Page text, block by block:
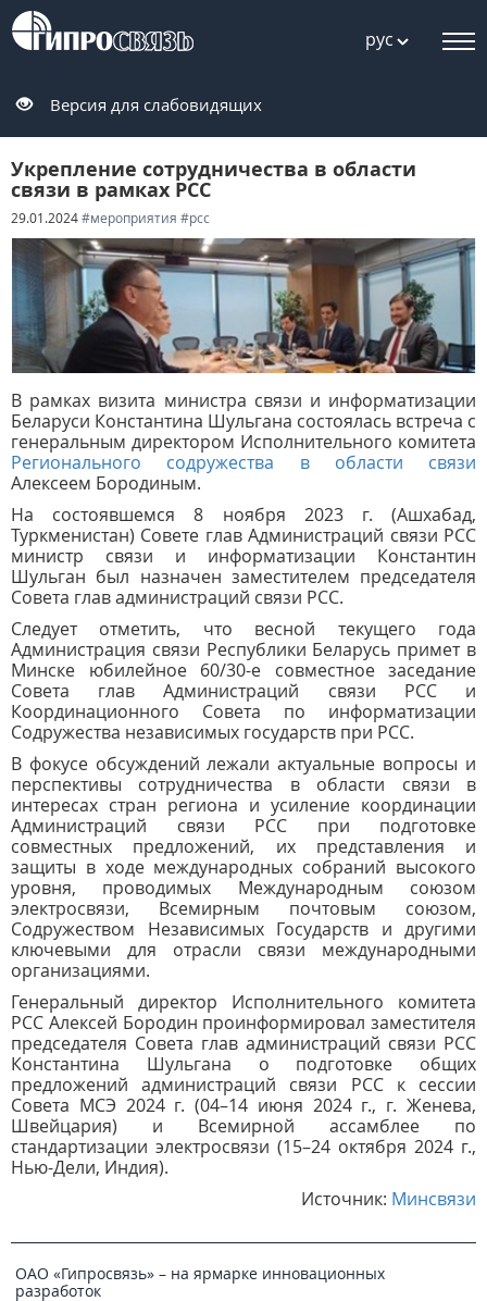
рус
Версия для слабовидящих
Укрепление сотрудничества в области
связи в рамках РСС
29.01.2024#мероприятия #рсс
В рамках визита министра связи и информатизации
Беларуси Константина Шульгана состоялась встреча с
генеральным директором Исполнительного комитета
Регионального содружества в области связи
Алексеем Бородиным.
На состоявшемся 8 ноября 2023 г. (Ашхабад,
Туркменистан) Совете глав Администраций связи РСС
министр связи и информатизации Константин
Шульган был назначен заместителем председателя
Совета глав администраций связи РСС.
Следует отметить, что весной текущего года
Администрация связи Республики Беларусь примет в
Минске юбилейное 60/30-е совместное заседание
Совета глав Администраций связи РСС и
Координационного Совета по информатизации
Содружества независимых государств при РСС.
В фокусе обсуждений лежали актуальные вопросы и
перспективы сотрудничества в области связи в
интересах стран региона и усиление координации
Администраций связи РСС при подготовке
совместных предложений, их представления и
защиты в ходе международных собраний высокого
уровня, проводимых Международным союзом
электросвязи, Всемирным почтовым союзом,
Содружеством Независимых Государств и другими
ключевыми для отрасли связи международными
организациями.
Генеральный директор Исполнительного комитета
РСС Алексей Бородин проинформировал заместителя
председателя Совета глав администраций связи РСС
Константина Шульгана о подготовке общих
предложений администраций связи РСС к сессии
Совета МСЭ 2024 г. (04–14 июня 2024 г., г. Женева,
Швейцария) и Всемирной ассамблее по
стандартизации электросвязи (15–24 октября 2024 г.,
Нью-Дели, Индия).
Источник: Минсвязи
ОАО «Гипросвязь» – на ярмарке инновационных
разработок